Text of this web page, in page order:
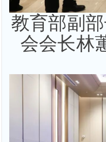
教育部副
会会长林